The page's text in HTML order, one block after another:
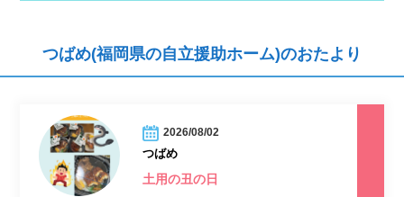
つばめ(福岡県の自立援助ホーム)のおたより
2026/08/02
つばめ
土用の丑の日